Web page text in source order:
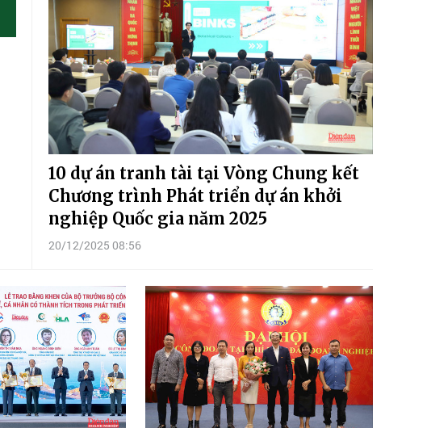
10 dự án tranh tài tại Vòng Chung kết
Chương trình Phát triển dự án khởi
nghiệp Quốc gia năm 2025
20/12/2025 08:56